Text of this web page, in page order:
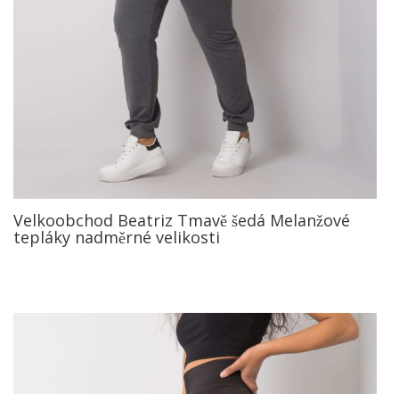
Velkoobchod Beatriz Tmavě šedá Melanžové
tepláky nadměrné velikosti